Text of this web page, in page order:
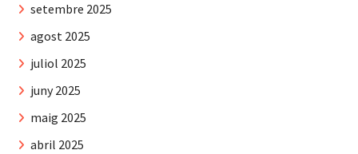
setembre 2025
agost 2025
juliol 2025
juny 2025
maig 2025
abril 2025